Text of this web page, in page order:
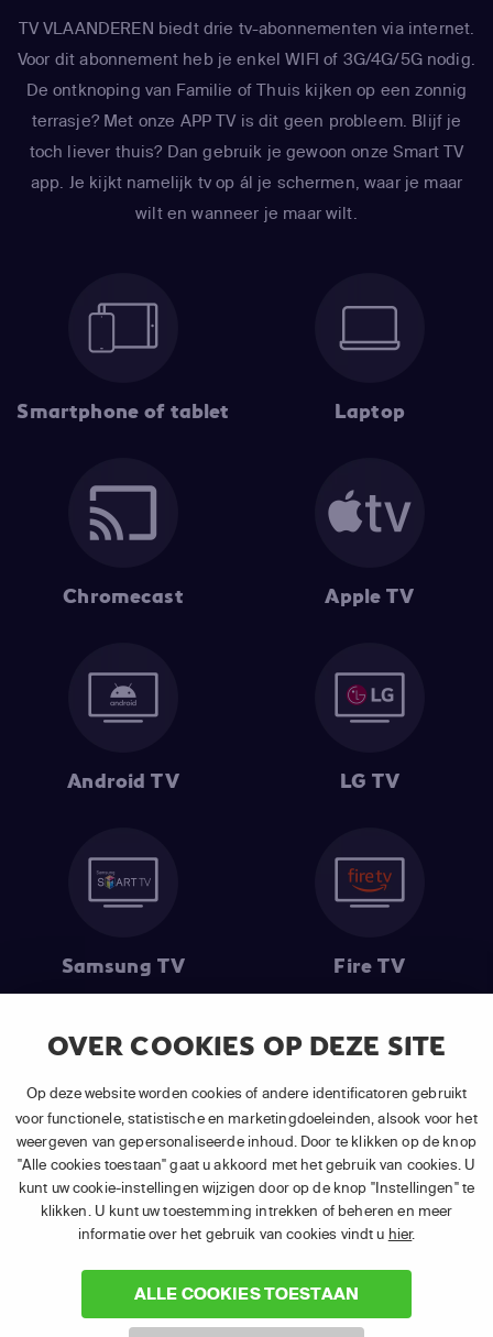
OVER COOKIES OP DEZE SITE
Op deze website worden cookies of andere identificatoren gebruikt
voor functionele, statistische en marketingdoeleinden, alsook voor het
weergeven van gepersonaliseerde inhoud. Door te klikken op de knop
"Alle cookies toestaan" gaat u akkoord met het gebruik van cookies. U
kunt uw cookie-instellingen wijzigen door op de knop "Instellingen" te
klikken. U kunt uw toestemming intrekken of beheren en meer
informatie over het gebruik van cookies vindt u hier.
ALLE COOKIES TOESTAAN
TV VLAANDEREN biedt drie tv-abonnementen via internet.
Voor dit abonnement heb je enkel WIFI of 3G/4G/5G nodig.
De ontknoping van Familie of Thuis kijken op een zonnig
terrasje? Met onze APP TV is dit geen probleem. Blijf je
toch liever thuis? Dan gebruik je gewoon onze Smart TV
app. Je kijkt namelijk tv op ál je schermen, waar je maar
wilt en wanneer je maar wilt.
Smartphone of tablet Laptop
Chromecast Apple TV
Android TV LG TV
Samsung TV Fire TV
(1) De eerste 30 dagen gratis: Geldig op alle nieuwe abonnementen
van APP TV Light, Basic of Plus.
(2) Prijs abonnement : Incl. BTW.
(3) Restart & Replayis beschikbaar voorvolgende zendersafhankelijk
van je gekozen pakket.